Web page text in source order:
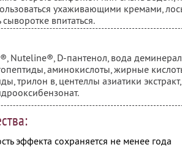
ухаживающими кремами,
сыворотке впитаться.
Nuteline®, D-пантенол, вода
аминокислоты, жирные
трилон в, центеллы азиатики
эффекта сохраняется не менее года